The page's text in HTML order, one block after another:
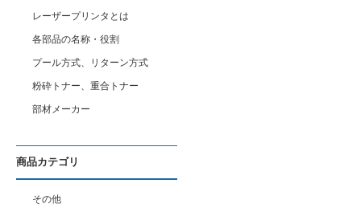
レーザープリンタとは
各部品の名称・役割
プール方式、リターン方式
粉砕トナー、重合トナー
部材メーカー
商品カテゴリ
その他